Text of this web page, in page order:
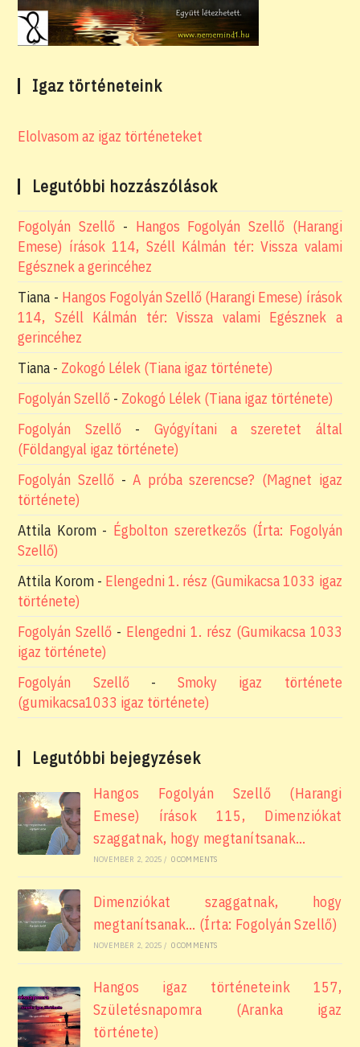
Igaz történeteink
Elolvasom az igaz történeteket
Legutóbbi hozzászólások
Fogolyán Szellő - Hangos Fogolyán Szellő (Harangi
Emese) írások 114, Széll Kálmán tér: Vissza valami
Egésznek a gerincéhez
Tiana - Hangos Fogolyán Szellő (Harangi Emese) írások
114, Széll Kálmán tér: Vissza valami Egésznek a
gerincéhez
Tiana - Zokogó Lélek (Tiana igaz története)
Fogolyán Szellő - Zokogó Lélek (Tiana igaz története)
Fogolyán Szellő- Gyógyítani a szeretet által
(Földangyal igaz története)
Fogolyán Szellő -A próba szerencse? (Magnet igaz
története)
Attila Korom- Égbolton szeretkezős (Írta: Fogolyán
Szellő)
Attila Korom- Elengedni 1. rész (Gumikacsa 1033 igaz
története)
Fogolyán Szellő - Elengedni 1. rész (Gumikacsa 1033
igaz története)
Fogolyán Szellő-Smoky igaz története
(gumikacsa1033 igaz története)
Legutóbbi bejegyzések
Hangos Fogolyán Szellő (Harangi
Emese) írások 115, Dimenziókat
szaggatnak, hogy megtanítsanak…
NOVEMBER 2, 2025 / 0 COMMENTS
Dimenziókat szaggatnak, hogy
megtanítsanak… (Írta: Fogolyán Szellő)
NOVEMBER 2, 2025 / 0 COMMENTS
Hangos igaz történeteink 157,
Születésnapomra (Aranka igaz
története)